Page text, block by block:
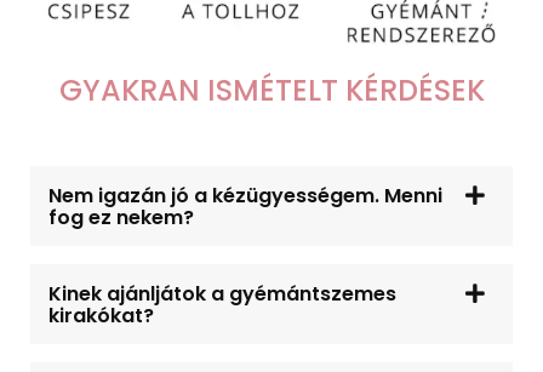
GYAKRAN ISMÉTELT KÉRDÉSEK
Nem igazán jó a kézügyességem. Menni
fog ez nekem?
Kinek ajánljátok a gyémántszemes
kirakókat?